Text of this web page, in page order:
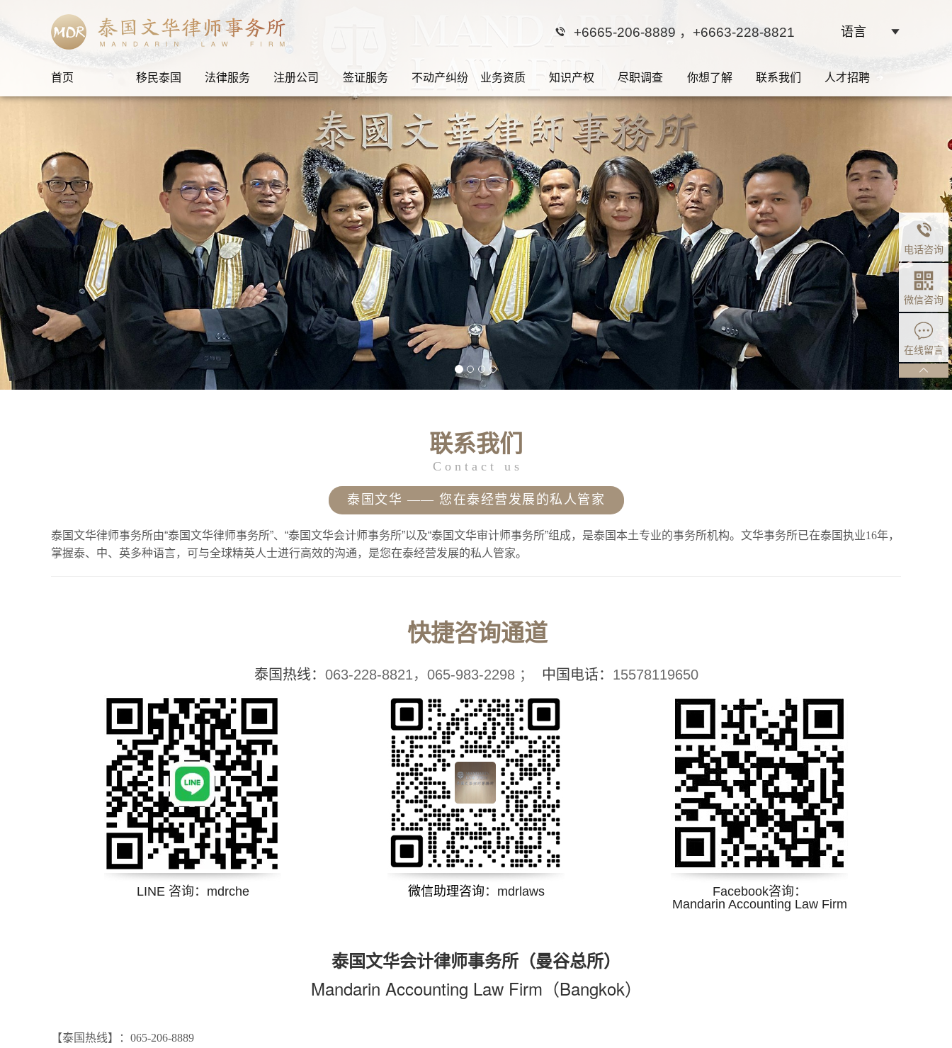
语言
+6665-206-8889 ，+6663-228-8821
首页 移民泰国 法律服务 注册公司 签证服务 不动产纠纷 业务资质 知识产权 尽职调查 你想了解 联系我们 人才招聘
自由的边界是法律，法律的边界是权
利
文华泰国律师团队·您的私人法律顾问
联系我们
C o n t a c t u s
泰国文华 —— 您在泰经营发展的私人管家
泰国文华律师事务所由“泰国文华律师事务所”、“泰国文华会计师事务所”以及“泰国文华审计师事务所”组成，是泰国本土专业的事务所机构。文华事务所已在泰国执业16年，
掌握泰、中、英多种语言，可与全球精英人士进行高效的沟通，是您在泰经营发展的私人管家。
快捷咨询通道
泰国热线： 063-228-8821，065-983-2298 ； 中国电话： 15578119650
LINE 咨询： mdrche 微信助理咨询 ： mdrlaws Facebook咨询 ：
Mandarin Accounting Law Firm
泰国文华会计律师事务所（曼谷总所）
Mandarin Accounting Law Firm（Bangkok）
【泰国热线】：065-206-8889
电话咨询
微信咨询
在线留言